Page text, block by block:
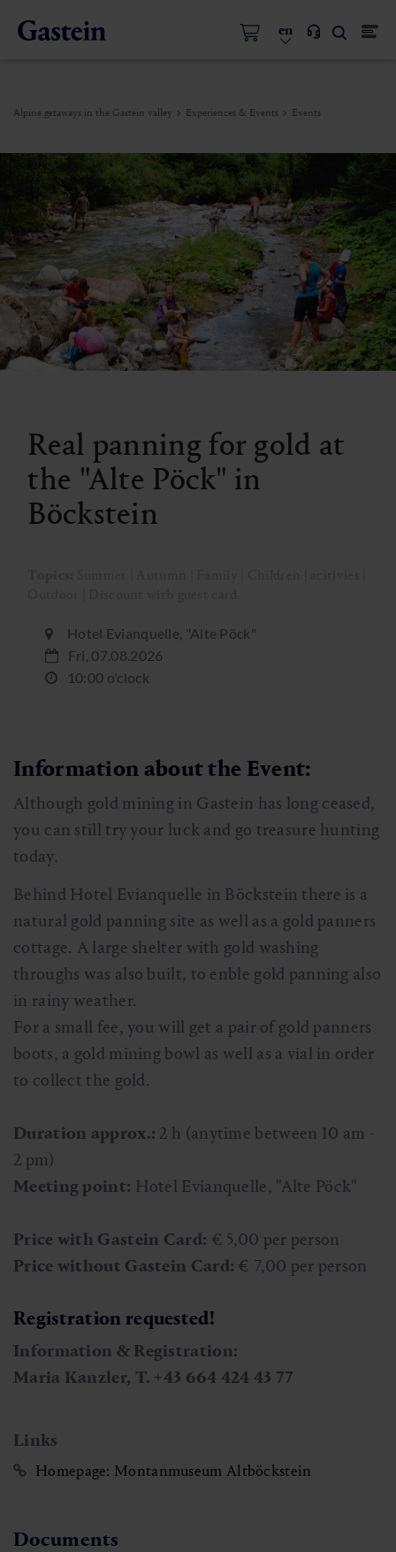
en
Alpine getaways in the Gastein valley Experiences & Events Events
Real panning for gold at
the "Alte Pöck" in
Böckstein
Hotel Evianquelle, "Alte Pöck"
Fri, 07.08.2026
10:00 o'clock
Information about the Event:
Although gold mining in Gastein has long ceased,
you can still try your luck and go treasure hunting
today.
Behind Hotel Evianquelle in Böckstein there is a
natural gold panning site as well as a gold panners
cottage. A large shelter with gold washing
throughs was also built, to enble gold panning also
in rainy weather.
For a small fee, you will get a pair of gold panners
boots, a gold mining bowl as well as a vial in order
to collect the gold.
Duration approx.: 2 h (anytime between 10 am -
2 pm)
Meeting point: Hotel Evianquelle, "Alte Pöck"
Price with Gastein Card: € 5,00 per person
Price without Gastein Card: € 7,00 per person
Registration requested!
Information & Registration:
Maria Kanzler, T. +43 664 424 43 77
Links
Homepage: Montanmuseum Altböckstein
Documents